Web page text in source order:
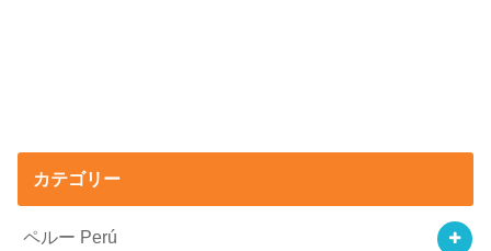
カテゴリー
ペルー Perú